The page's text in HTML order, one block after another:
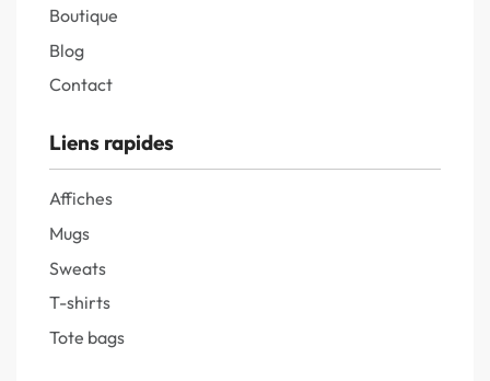
Boutique
Blog
Contact
Liens rapides
Affiches
Mugs
Sweats
T-shirts
Tote bags